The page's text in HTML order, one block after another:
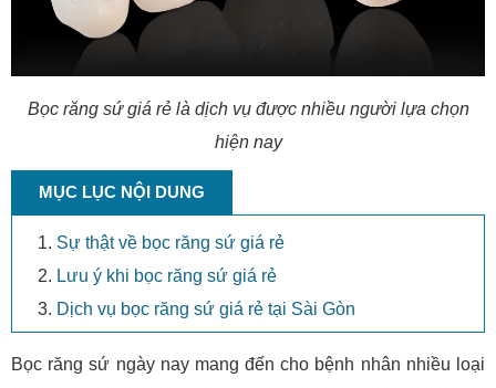
Bọc răng sứ giá rẻ là dịch vụ được nhiều người lựa chọn
hiện nay
MỤC LỤC NỘI DUNG
Sự thật về bọc răng sứ giá rẻ
Lưu ý khi bọc răng sứ giá rẻ
Dịch vụ bọc răng sứ giá rẻ tại Sài Gòn
Bọc răng sứ ngày nay mang đến cho bệnh nhân nhiều loại